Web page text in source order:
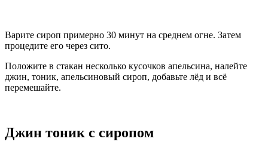
Варите сироп примерно 30 минут на среднем огне. Затем
процедите его через сито.
Положите в стакан несколько кусочков апельсина, налейте
джин, тоник, апельсиновый сироп, добавьте лёд и всё
перемешайте.
Джин тоник с сиропом